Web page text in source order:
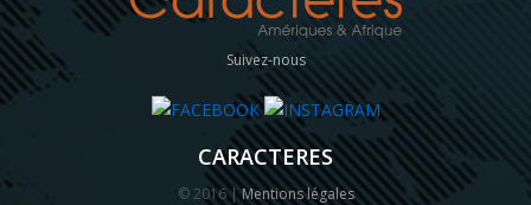
Suivez-nous
CARACTERES
© 2016 |Mentions légales